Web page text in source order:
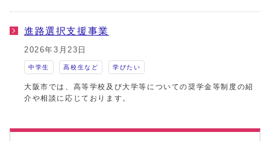
進路選択支援事業
2026年3月23日
中学生 高校生など 学びたい
大阪市では、高等学校及び大学等についての奨学金等制度の紹
介や相談に応じております。